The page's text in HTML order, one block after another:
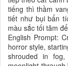
tiếng thì thầm
tiết như bụi bẩn
màu sắc tối tăm
English Prompt:
horror style,
shrouded in